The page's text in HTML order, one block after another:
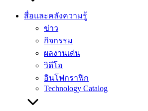
สื่อและคลังความรู้
ข่าว
กิจกรรม
ผลงานเด่น
วิดีโอ
อินโฟกราฟิก
Technology Catalog